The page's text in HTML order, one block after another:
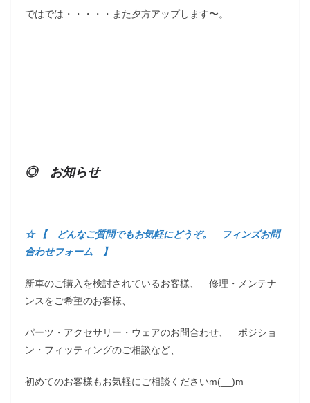
ではでは・・・・・また夕方アップします〜。
◎ お知らせ
☆ 【 どんなご質問でもお気軽にどうぞ。 フィンズお問
合わせフォーム 】
新車のご購入を検討されているお客様、 修理・メンテナ
ンスをご希望のお客様、
パーツ・アクセサリー・ウェアのお問合わせ、 ポジショ
ン・フィッティングのご相談など、
初めてのお客様もお気軽にご相談くださいm(__)m